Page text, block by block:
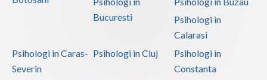
Interventie psihoterapeutica in tulburarea fono... (1)
Interventie psihoterapeutica in tulburarea opoz... (1)
Interventie psihoterapeutica in tulburari ale c... (2)
Bucuresti
Psihologi in
Calarasi
Psihologi in Caras-
Severin
Psihologi in Cluj
Psihologi in
Constanta